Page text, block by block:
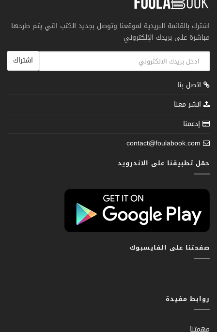
اشترك بالقائمة البريدية لموقعنا وتوصل بجديد الكتب التي يتم طرحها
مباشرة على بريدك الإلكتروني
اشتراك
اتصل بنا
انشر معنا
إدعمنا
contact@foulabook.com
حمّل تطبيقنا على الاندرويد
صفحتنا على الفايسبوك
روابط مفيدة